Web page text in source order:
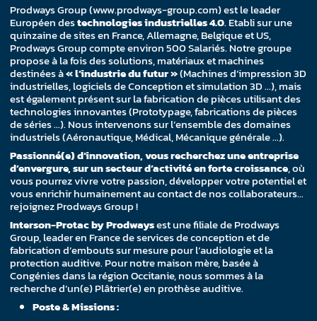
Prodways Group (www.prodways-group.com) est le leader
Européen destechnologies industrielles 4.0. Etabli sur une
quinzaine de sites en France, Allemagne, Belgique et US,
Prodways Group compte environ 500 Salariés. Notre groupe
propose à la fois des solutions, matériaux et machines
destinées à« l’industrie du futur »(Machines d’impression 3D
industrielles, logiciels de Conception et simulation 3D …), mais
est également présent sur la fabrication de pièces utilisant des
technologies innovantes (Prototypage, fabrications de pièces
de séries …). Nous intervenons sur l’ensemble des domaines
industriels (Aéronautique, Médical, Mécanique générale …).
Passionné(e) d’innovation, vous recherchez une entreprise
d’envergure, sur un secteur d’activité en forte croissance, où
vous pourrez vivre votre passion, développer votre potentiel et
vous enrichir humainement au contact de nos collaborateurs…
rejoignez Prodways Group !
Interson-Protac by Prodwaysest une filiale de Prodways
Group, leader en France de services de conception et de
fabrication d’embouts sur mesure pour l’audiologie et la
protection auditive. Pour notre maison mère, basée à
Congénies dans la région Occitanie, nous sommes à la
recherche d’un(e) Plâtrier(e) en prothèse auditive.
Poste & Missions :